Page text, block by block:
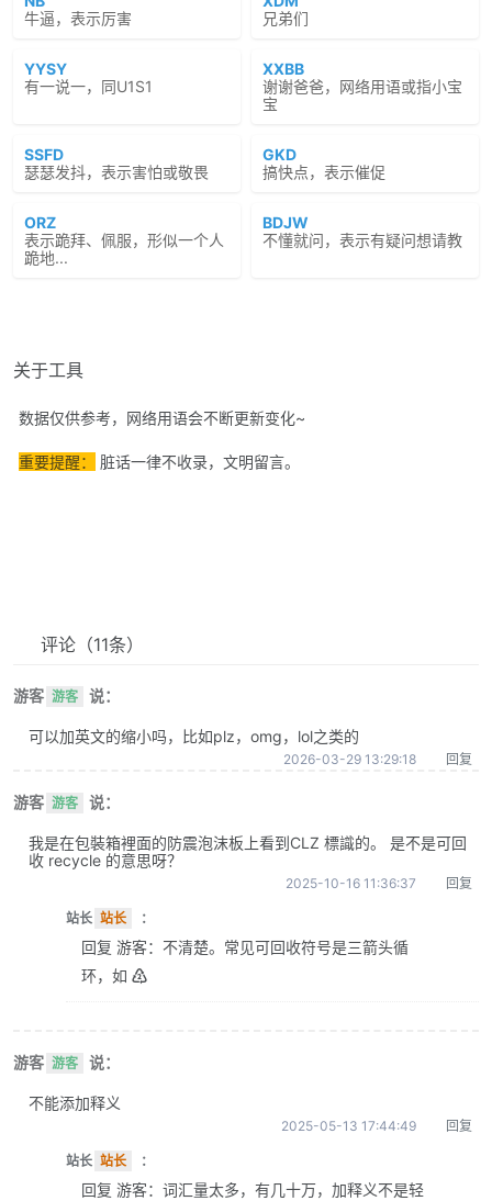
牛逼，表示厉害
兄弟们
YYSY
有一说一，同U1S1
XXBB
谢谢爸爸，网络用语或指小宝
宝
SSFD
瑟瑟发抖，表示害怕或敬畏
GKD
搞快点，表示催促
ORZ
表示跪拜、佩服，形似一个人
跪地...
BDJW
不懂就问，表示有疑问想请教
关于工具
数据仅供参考，网络用语会不断更新变化~
重要提醒： 脏话一律不收录，文明留言。
评论 （11条）
游客 游客 说：
可以加英文的缩小吗，比如plz，omg，lol之类的
2026-03-29 13:29:18 回复
游客 游客 说：
我是在包裝箱裡面的防震泡沫板上看到CLZ 標識的。 是不是可回
收 recycle 的意思呀？
2025-10-16 11:36:37 回复
站长 站长 ：
回复 游客：不清楚。常见可回收符号是三箭头循
环，如 ♴
游客 游客 说：
不能添加释义
2025-05-13 17:44:49 回复
站长 站长 ：
回复 游客：词汇量太多，有几十万，加释义不是轻